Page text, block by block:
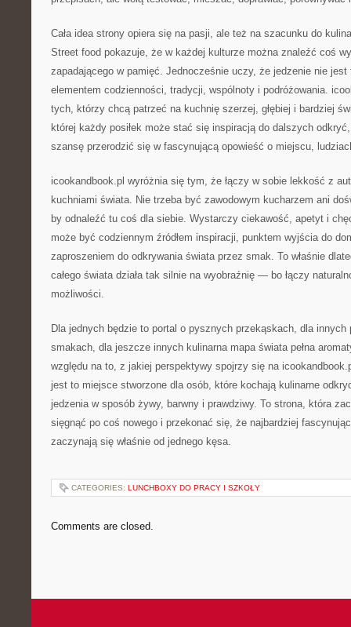
Cała idea strony opiera się na pasji, ale też na szacunku do
Street food pokazuje, że w każdej kulturze można znaleźć coś
zapadającego w pamięć. Jednocześnie uczy, że jedzenie nie
elementem codzienności, tradycji, wspólnoty i podróżowania.
tych, którzy chcą patrzeć na kuchnię szerzej, głębiej i bardziej
której każdy posiłek może stać się inspiracją do dalszych
szansę przerodzić się w fascynującą opowieść o miejscu,
icookandbook.pl wyróżnia się tym, że łączy w sobie lekkość z
kuchniami świata. Nie trzeba być zawodowym kucharzem ani
by odnaleźć tu coś dla siebie. Wystarczy ciekawość, apetyt i
może być codziennym źródłem inspiracji, punktem wyjścia do
zaproszeniem do odkrywania świata przez smak. To właśnie
całego świata działa tak silnie na wyobraźnię — bo łączy
możliwości.
Dla jednych będzie to portal o pysznych przekąskach, dla innych
smakach, dla jeszcze innych kulinarna mapa świata pełna
względu na to, z jakiej perspektywy spojrzy się na
jest to miejsce stworzone dla osób, które kochają kulinarne
jedzenia w sposób żywy, barwny i prawdziwy. To strona, która
sięgnąć po coś nowego i przekonać się, że najbardziej
zaczynają się właśnie od jednego kęsa.
CATEGORIES: LUNCHBOXY DO PRACY I SZKOŁY
Comments are closed.